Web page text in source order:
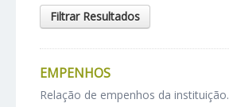
Filtrar Resultados
EMPENHOS
Relação de empenhos da instituição.